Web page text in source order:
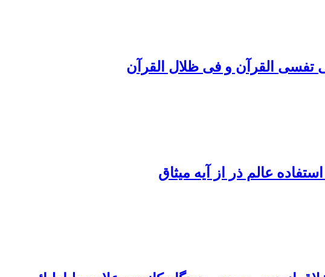
تفسی القرآن و فی ظلال القرآن
عالم ذر از آیه میثاق